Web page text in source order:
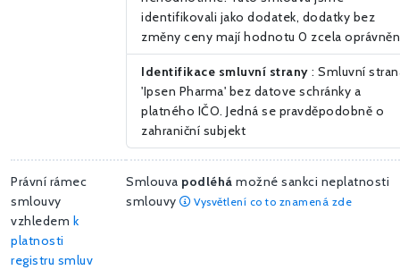
identifikovali jako dodatek, dodatky bez
změny ceny mají hodnotu 0 zcela
Identifikace smluvní strany : Smluvní
'Ipsen Pharma' bez datove schránky a
platného IČO. Jedná se pravděpodobně o
zahraniční subjekt
Právní rámec
smlouvy
vzhledem k
platnosti
registru smluv
Smlouva podléhá možné sankci neplatnosti
smlouvy
Vysvětlení co to znamená zde